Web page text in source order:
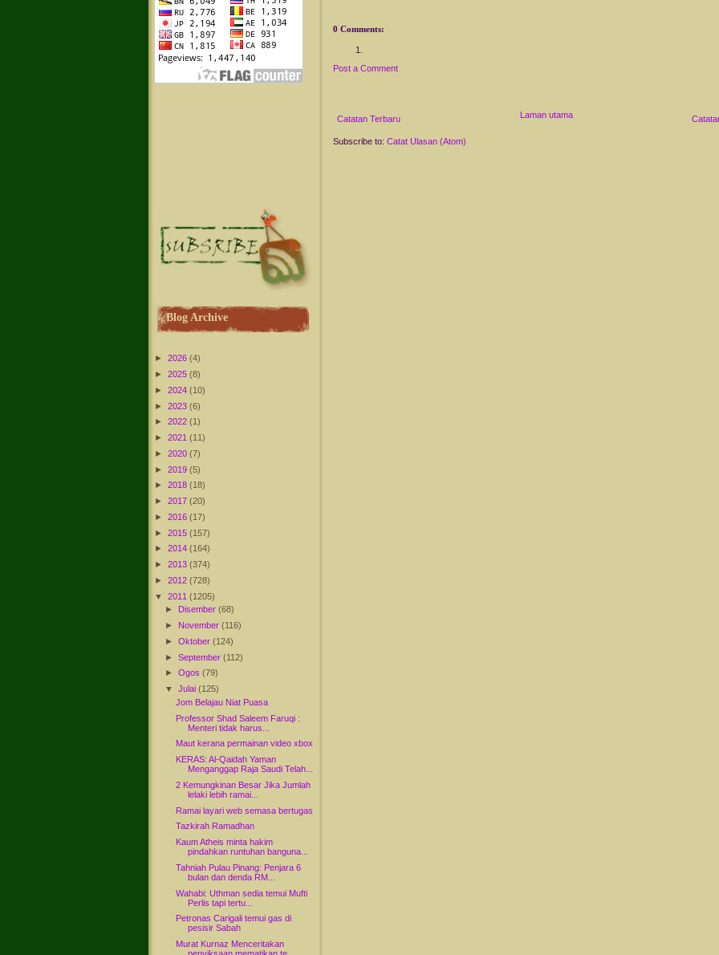
Blog Archive
► 2026 (4)
► 2025 (8)
► 2024 (10)
► 2023 (6)
► 2022 (1)
► 2021 (11)
► 2020 (7)
► 2019 (5)
► 2018 (18)
► 2017 (20)
► 2016 (17)
► 2015 (157)
► 2014 (164)
► 2013 (374)
► 2012 (728)
▼
2011 (1205)
►
Disember(68)
► November(116)
►Oktober(124)
►September(112)
►Ogos(79)
▼
Julai(125)
Jom Belajau Niat Puasa
Professor Shad Saleem Faruqi :
Menteri tidak harus...
Maut kerana permainan video xbox
KERAS: Al-Qaidah Yaman
Menganggap Raja Saudi Telah...
2 Kemungkinan Besar Jika Jumlah
lelaki lebih ramai...
Ramai layari web semasa bertugas
Tazkirah Ramadhan
Kaum Atheis minta hakim
pindahkan runtuhan banguna...
Tahniah Pulau Pinang: Penjara 6
bulan dan denda RM...
Wahabi: Uthman sedia temui Mufti
Perlis tapi tertu...
Petronas Carigali temui gas di
pesisir Sabah
Murat Kurnaz Menceritakan
0 Comments:
Post a Comment
Catatan Terbaru Laman utama
Subscribe to: Catat Ulasan (Atom)